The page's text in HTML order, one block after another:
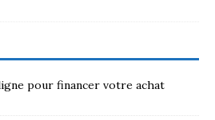
pour financer votre achat